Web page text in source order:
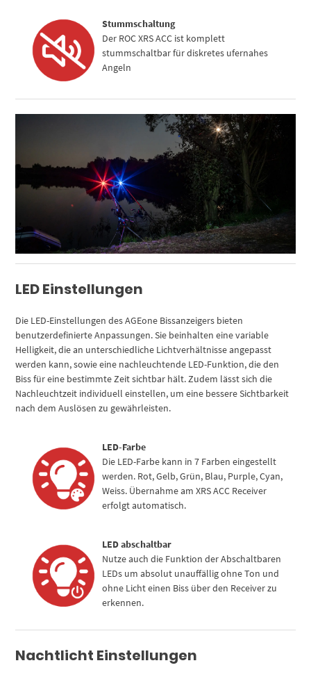
Stummschaltung
Der ROC XRS ACC ist komplett
stummschaltbar für diskretes ufernahes
Angeln
LED Einstellungen
Die LED-Einstellungen des AGEone Bissanzeigers bieten
benutzerdefinierte Anpassungen. Sie beinhalten eine variable
Helligkeit, die an unterschiedliche Lichtverhältnisse angepasst
werden kann, sowie eine nachleuchtende LED-Funktion, die den
Biss für eine bestimmte Zeit sichtbar hält. Zudem lässt sich die
Nachleuchtzeit individuell einstellen, um eine bessere Sichtbarkeit
nach dem Auslösen zu gewährleisten.
LED-Farbe
Die LED-Farbe kann in 7 Farben eingestellt
werden. Rot, Gelb, Grün, Blau, Purple, Cyan,
Weiss. Übernahme am XRS ACC Receiver
erfolgt automatisch.
LED abschaltbar
Nutze auch die Funktion der Abschaltbaren
LEDs um absolut unauffällig ohne Ton und
ohne Licht einen Biss über den Receiver zu
erkennen.
Nachtlicht Einstellungen